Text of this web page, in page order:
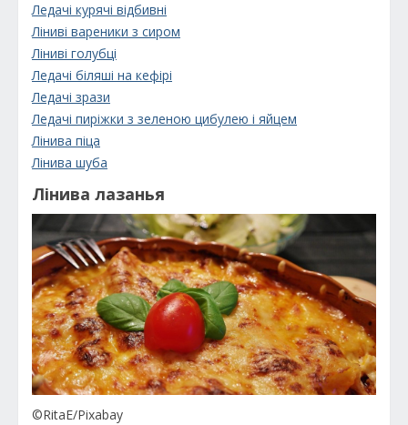
Ледачі курячі відбивні
Ліниві вареники з сиром
Ліниві голубці
Ледачі біляші на кефірі
Ледачі зрази
Ледачі пиріжки з зеленою цибулею і яйцем
Лінива піца
Лінива шуба
Лінива лазанья
©RitaE/Pixabay